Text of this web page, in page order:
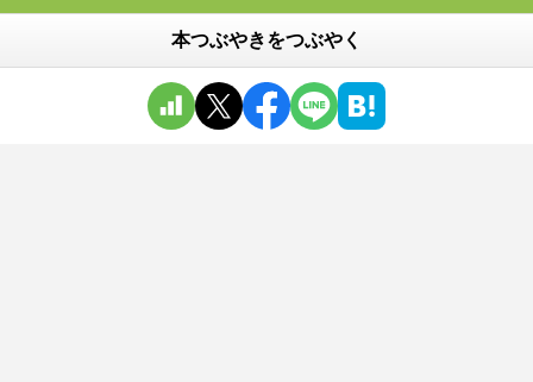
本つぶやきをつぶやく